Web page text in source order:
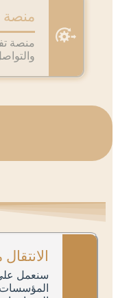
منصة
منصة
والتواصل
الانتقال من
سنعمل على
المؤسسات